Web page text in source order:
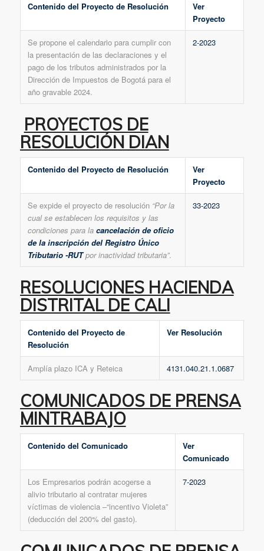
Contenido del Proyecto de Resolución
Ver
Proyecto
Se propone el calendario para cumplir con
la presentación de las declaraciones y el
pago de los tributos administrados por la
Dirección de Impuestos de Bogotá para el
año gravable 2024.
2-2023
PROYECTOS DE
RESOLUCIÓN DIAN
Contenido del Proyecto de Resolución
Ver
Proyecto
Se expide el proyecto de resolución “Por la
cual se establecen los requisitos y las
condiciones para la cancelación de oficio
de la inscripción del Registro Único
Tributario -RUTpor inactividad tributaria”.
33-2023
RESOLUCIONES HACIENDA
DISTRITAL DE CALI
Contenido del Proyecto de
Resolución
Ver Resolución
Amplía plazo ICA y Reteica 4131.040.21.1.0687
COMUNICADOS DE PRENSA
MINTRABAJO
Contenido del Comunicado
Ver
Comunicado
Los Empresarios podrán acogerse a
alivio tributario al contratar mujeres
víctimas de violencia –“incentivo Violeta”
(deducción del 200% del gasto).
7-2023